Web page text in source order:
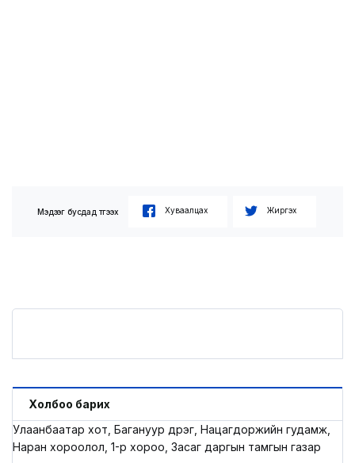
Мэдээг бусдад түгээх Хуваалцах Жиргэх
Холбоо барих
Улаанбаатар хот, Багануур дүүрэг, Нацагдоржийн гудамж,
Наран хороолол, 1-р хороо, Засаг даргын тамгын газар